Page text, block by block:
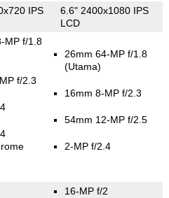
IPS
6.6" 2400x1080 IPS
LCD
MP f/1.8
f/2.3
26mm 64-MP f/1.8
(Utama)
16mm 8-MP f/2.3
54mm 12-MP f/2.5
2-MP f/2.4
16-MP f/2